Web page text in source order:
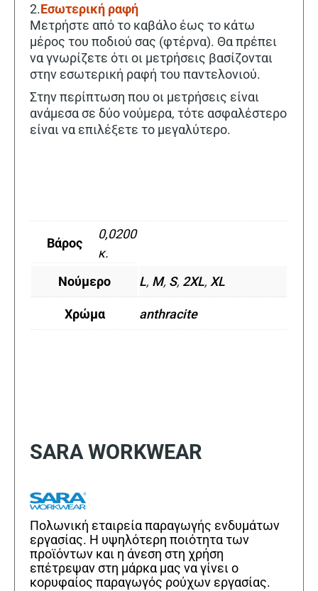
2.Εσωτερική ραφή
Μετρήστε από το καβάλο έως το κάτω
μέρος του ποδιού σας (φτέρνα). Θα πρέπει
να γνωρίζετε ότι οι μετρήσεις βασίζονται
στην εσωτερική ραφή του παντελονιού.
Στην περίπτωση που οι μετρήσεις είναι
ανάμεσα σε δύο νούμερα, τότε ασφαλέστερο
είναι να επιλέξετε το μεγαλύτερο.
Βάρος
0,0200
κ.
Νούμερο
L, M, S, 2XL, XL
Χρώμα anthracite
SARA WORKWEAR
Πολωνική εταιρεία παραγωγής ενδυμάτων
εργασίας. Η υψηλότερη ποιότητα των
προϊόντων και η άνεση στη χρήση
επέτρεψαν στη μάρκα μας να γίνει ο
κορυφαίος παραγωγός ρούχων εργασίας.